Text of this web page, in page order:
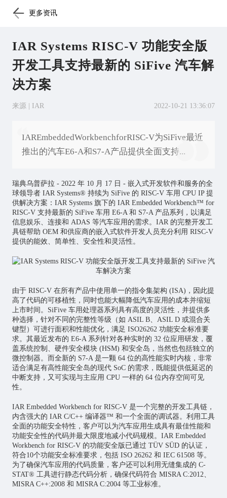
更多资讯
IAR Systems RISC-V 功能安全版
开发工具支持最新的 SiFive 汽车解
决方案
来源 | IAR 2022-10-21 13:36:07
IAREmbeddedWorkbenchforRISC-V为SiFive最近
推出的汽车E6-A和S7-A产品提供全面支持...
瑞典乌普萨拉 - 2022 年 10 月 17 日 - 嵌入式开发软件和服务的全
球领导者 IAR Systems® 持续为 SiFive 的 RISC-V 车用 CPU IP 提
供解决方案：IAR Systems 旗下的 IAR Embedded Workbench™ for
RISC-V 支持最新的 SiFive 车用 E6-A 和 S7-A 产品系列，以满足
信息娱乐、连接和 ADAS 等汽车应用的需求。IAR 的完整开发工
具链帮助 OEM 和供应商的嵌入式软件开发人员充分利用 RISC-V
提供的能效、简单性、安全性和灵活性。
由于 RISC-V 在所有产品中使用单一的指令集架构 (ISA)，因此提
高了代码的可移植性，同时也能大幅降低汽车应用的成本并缩短
上市时间。SiFive 车用处理器系列具有高度的灵活性，并提供多
种选择，针对不同的完整性等级（如 ASIL B、ASIL D 或混合关
键型）可进行面积和性能优化，满足 ISO26262 功能安全标准要
求。其最近发布的 E6-A 系列针对各种实时的 32 位应用研发，覆
盖系统控制、硬件安全模块 (HSM) 和安全岛，当然也包括独立的
微控制器。而全新的 S7-A 是一颗 64 位的高性能实时内核，非常
适合满足有高性能安全岛的现代 SoC 的需求，既能提供低延迟的
中断支持，又可实现与主应用 CPU 一样的 64 位内存空间可见
性。
IAR Embedded Workbench for RISC-V 是一个完整的开发工具链，
内含强大的 IAR C/C++ 编译器™ 和一个全面的调试器。利用工具
全面的功能安全特性，客户可以为汽车应用生成具有最佳性能和
功能安全性的代码并最大限度地减小代码规模。IAR Embedded
Workbench for RISC-V 的功能安全版已通过 TÜV SÜD 的认证，
符合10个功能安全标准要求，包括 ISO 26262 和 IEC 61508 等。
为了确保汽车应用的代码质量，客户还可以利用无缝集成的 C-
STAT® 工具进行静态代码分析，确保代码符合 MISRA C:2012、
MISRA C++:2008 和 MISRA C:2004 等工业标准。